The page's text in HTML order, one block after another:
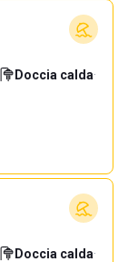
Doccia calda·
Doccia calda·